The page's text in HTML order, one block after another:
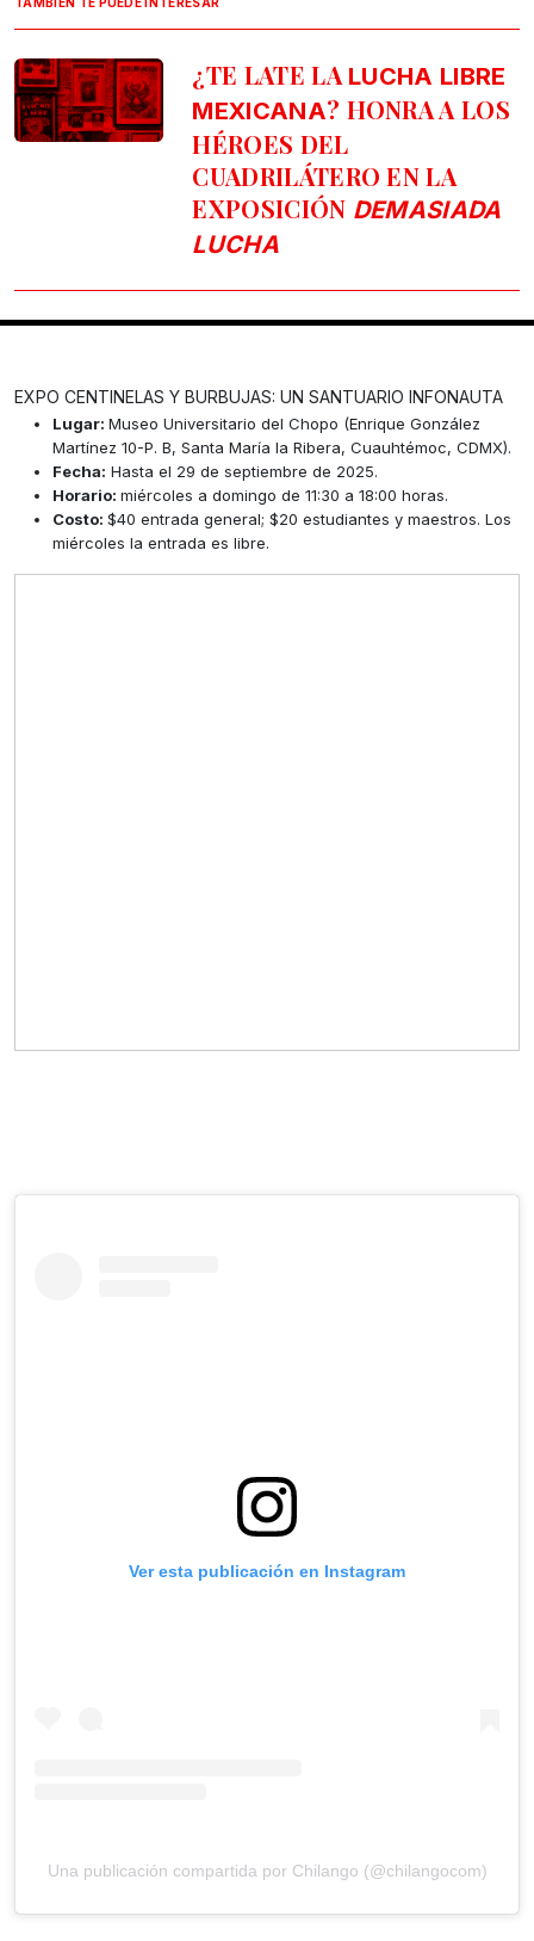
¿TE LATE LA LUCHA LIBRE
MEXICANA? HONRA A LOS
HÉROES DEL
CUADRILÁTERO EN LA
EXPOSICIÓN DEMASIADA
LUCHA
EXPO CENTINELAS Y BURBUJAS: UN SANTUARIO INFONAUTA
Lugar: Museo Universitario del Chopo (Enrique González
Martínez 10-P. B, Santa María la Ribera, Cuauhtémoc, CDMX).
Fecha: Hasta el 29 de septiembre de 2025.
Horario: miércoles a domingo de 11:30 a 18:00 horas.
Costo: $40 entrada general; $20 estudiantes y maestros. Los
miércoles la entrada es libre.
Ver esta publicación en Instagram
Una publicación compartida por Chilango (@chilangocom)